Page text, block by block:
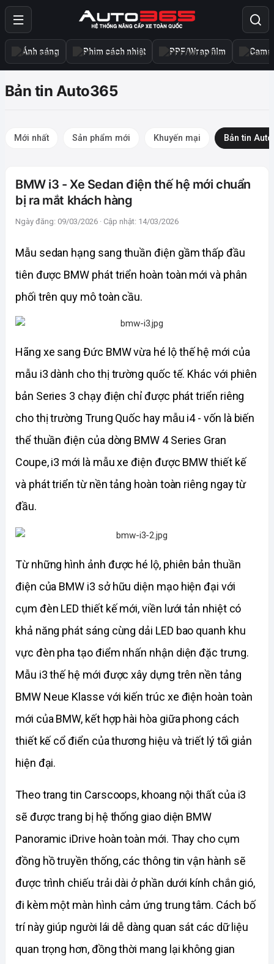
Ánh sáng Phim cách nhiệt PPF/Wrap film
Bản tin Auto365
Mới nhất Sản phẩm mới Khuyến mại Bản tin
BMW i3 - Xe Sedan điện thế hệ mới chuẩn
bị ra mắt khách hàng
Ngày đăng: 09/03/2026 · Cập nhật: 14/03/2026
Mẫu sedan hạng sang thuần điện gầm thấp đầu
tiên được BMW phát triển hoàn toàn mới và phân
phối trên quy mô toàn cầu.
Hãng xe sang Đức BMW vừa hé lộ thế hệ mới của
mẫu i3 dành cho thị trường quốc tế. Khác với phiên
bản Series 3 chạy điện chỉ được phát triển riêng
cho thị trường Trung Quốc hay mẫu i4 - vốn là biến
thể thuần điện của dòng BMW 4 Series Gran
Coupe, i3 mới là mẫu xe điện được BMW thiết kế
và phát triển từ nền tảng hoàn toàn riêng ngay từ
đầu.
Từ những hình ảnh được hé lộ, phiên bản thuần
điện của BMW i3 sở hữu diện mạo hiện đại với
cụm đèn LED thiết kế mới, viền lưới tản nhiệt có
khả năng phát sáng cùng dải LED bao quanh khu
vực đèn pha tạo điểm nhấn nhận diện đặc trưng.
Mẫu i3 thế hệ mới được xây dựng trên nền tảng
BMW Neue Klasse với kiến trúc xe điện hoàn toàn
mới của BMW, kết hợp hài hòa giữa phong cách
thiết kế cổ điển của thương hiệu và triết lý tối giản
hiện đại.
Theo trang tin Carscoops, khoang nội thất của i3
sẽ được trang bị hệ thống giao diện BMW
Panoramic iDrive hoàn toàn mới. Thay cho cụm
đồng hồ truyền thống, các thông tin vận hành sẽ
được trình chiếu trải dài ở phần dưới kính chắn gió,
đi kèm một màn hình cảm ứng trung tâm. Cách bố
trí này giúp người lái dễ dàng quan sát các dữ liệu
quan trọng hơn, đồng thời mang lại không gian